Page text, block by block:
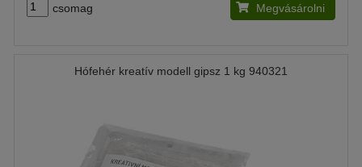
csomag Megvásárolni
Hófehér kreatív modell gipsz 1 kg 940321